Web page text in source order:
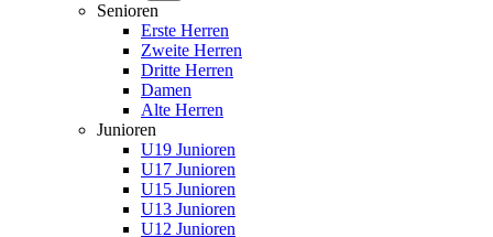
Senioren
Erste Herren
Zweite Herren
Dritte Herren
Damen
Alte Herren
Junioren
U19 Junioren
U17 Junioren
U15 Junioren
U13 Junioren
U12 Junioren